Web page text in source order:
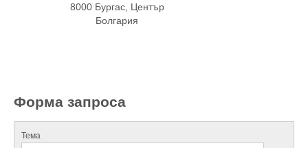
8000 Бургас, Център
Болгария
Форма запроса
Тема